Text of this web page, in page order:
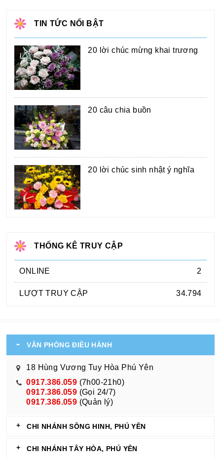
TIN TỨC NỔI BẬT
20 lời chúc mừng khai trương
20 câu chia buồn
20 lời chúc sinh nhật ý nghĩa
THỐNG KÊ TRUY CẬP
ONLINE 2
LƯỢT TRUY CẬP 34.794
VĂN PHÒNG ĐIỀU HÀNH
18 Hùng Vương Tuy Hòa Phú Yên
0917.386.059 (7h00-21h0)
0917.386.059 (Gọi 24/7)
0917.386.059 (Quản lý)
CHI NHÁNH SÔNG HINH, PHÚ YÊN
CHI NHÁNH TÂY HÒA, PHÚ YÊN